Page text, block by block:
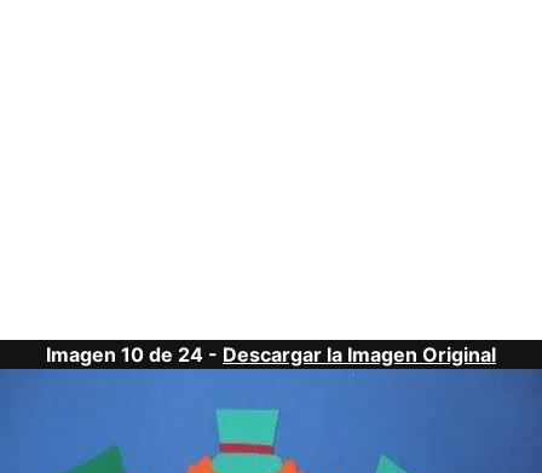
Imagen 10 de 24 - Descargar la Imagen Original